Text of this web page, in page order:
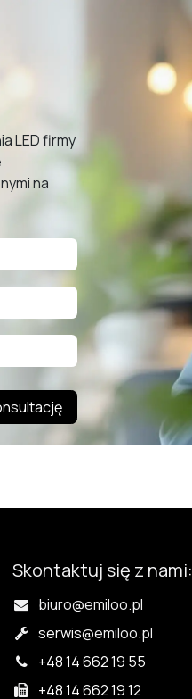
LED firmy
na
Skontaktuj się z nami:
biuro@emiloo.pl
serwis@emiloo.pl
+48 14 662 19 55
+48 14 662 19 12